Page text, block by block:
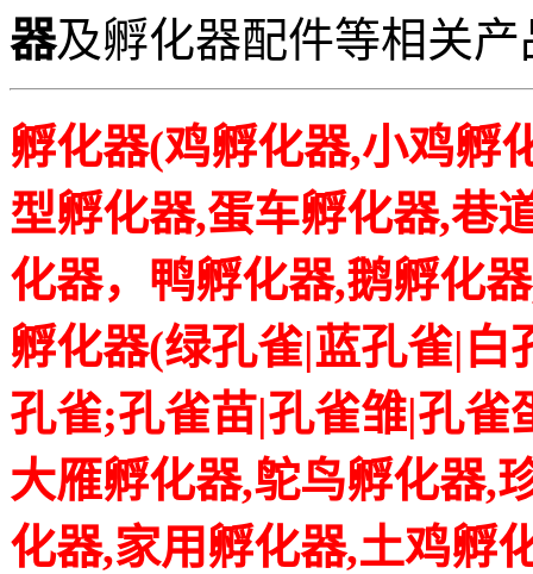
器及孵化器配件等相关产
孵化器(鸡孵化器,小鸡孵
型孵化器,蛋车孵化器,巷
化器，鸭孵化器,鹅孵化
孵化器(绿孔雀|蓝孔雀|
孔雀;孔雀苗|孔雀雏|孔雀
大雁孵化器,鸵鸟孵化器,
化器,家用孵化器,土鸡孵